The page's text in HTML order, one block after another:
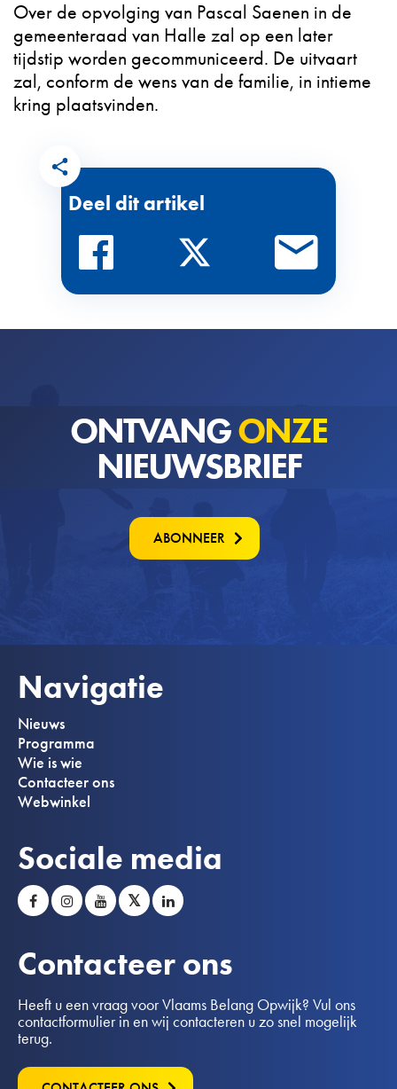
Over de opvolging van Pascal Saenen in de
gemeenteraad van Halle zal op een later
tijdstip worden gecommuniceerd. De uitvaart
zal, conform de wens van de familie, in intieme
kring plaatsvinden.
Deel dit artikel
ONTVANGONZE
NIEUWSBRIEF
ABONNEER
Navigatie
Nieuws
Programma
Wie is wie
Contacteer ons
Webwinkel
Sociale media
𝕏
Contacteer ons
Heeft u een vraag voor Vlaams Belang Opwijk? Vul ons
contactformulier in en wij contacteren u zo snel mogelijk
terug.